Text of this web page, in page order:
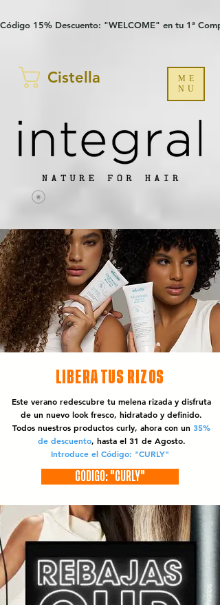
Código 15% Descuento: "WELCOME" en tu 1ª
Cistella
ME
NU
LIBERA TUS RIZOS
Este verano redescubre tu melena rizada y disfruta
de un nuevo look fresco, hidratado y definido.
Todos nuestros productos curly, ahora con un 35%
de descuento, hasta el 31 de Agosto.
Introduce el Código: "CURLY"
CÓDIGO: "CURLY"